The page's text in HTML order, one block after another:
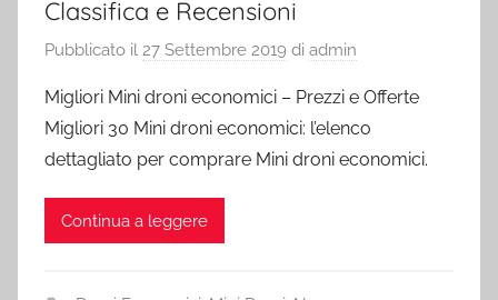
Classifica e Recensioni
Pubblicato il 27 Settembre 2019 di admin
Migliori Mini droni economici – Prezzi e Offerte
Migliori 30 Mini droni economici: l’elenco
dettagliato per comprare Mini droni economici.
Continua a leggere